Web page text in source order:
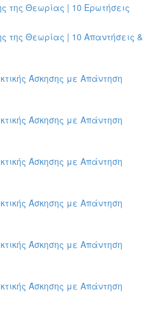
της Θεωρίας | 10 Ερωτήσεις
της Θεωρίας | 10 Απαντήσεις &
Άσκησης με Απάντηση
Άσκησης με Απάντηση
Άσκησης με Απάντηση
Άσκησης με Απάντηση
Άσκησης με Απάντηση
Άσκησης με Απάντηση